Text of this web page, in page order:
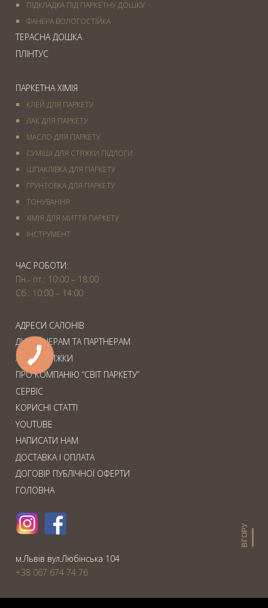
ПІДКЛАДКА ПІД ПАРКЕТНУ ДОШКУ
ФАНЕРА ВОЛОГОСТІЙКА
ТЕРАСНА ДОШКА
ПЛІНТУС
ПАРКЕТНА ХІМІЯ
КЛЕЙ ДЛЯ ПАРКЕТУ
ЛАК ДЛЯ ПАРКЕТУ
МАСЛО ДЛЯ ПАРКЕТУ
СУМІШІ ДЛЯ СТЯЖКИ ПІДЛОГИ
ШПАКЛІВКА ДЛЯ ПАРКЕТУ
ГРУНТОВКА ДЛЯ ПАРКЕТУ
ТОНУВАННЯ
ХІМІЯ ДЛЯ МИТТЯ ПАРКЕТУ
IНСТРУМЕНТ
ЧАС РОБОТИ:
Пн.- пт.: 10:00 – 18:00
Сб.: 10:00 – 14:00
АДРЕСИ САЛОНІВ
ДИЗАЙНЕРАМ ТА ПАРТНЕРАМ
АКЦІЇ. ЗНИЖКИ
ПРО КОМПАНІЮ “СВІТ ПАРКЕТУ”
СЕРВІС
КОРИСНІ СТАТТІ
YOUTUBE
НАПИСАТИ НАМ
ДОСТАВКА І ОПЛАТА
ДОГОВІР ПУБЛІЧНОЇ ОФЕРТИ
ГОЛОВНА
ВГОРУ
м.Львiв вул.Любiнська 104
+38 067 674 74 76